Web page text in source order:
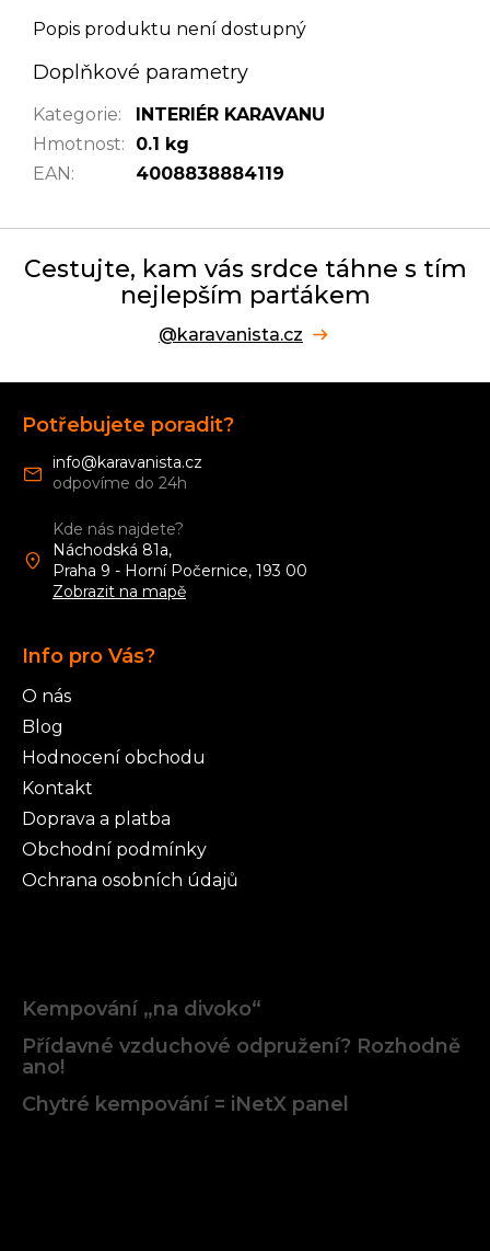
Popis produktu není dostupný
Doplňkové parametry
Kategorie:
INTERIÉR KARAVANU
Hmotnost:
0.1 kg
EAN: 4008838884119
Cestujte, kam vás srdce táhne s tím
nejlepším parťákem
@karavanista.cz
Potřebujete poradit?
info@karavanista.cz
Kde nás najdete?
Náchodská 81a,
Praha 9 - Horní Počernice, 193 00
Zobrazit na mapě
Info pro Vás?
O nás
Blog
Hodnocení obchodu
Kontakt
Doprava a platba
Obchodní podmínky
Ochrana osobních údajů
Kempování „na divoko“
Přídavné vzduchové odpružení? Rozhodně
ano!
Chytré kempování = iNetX panel